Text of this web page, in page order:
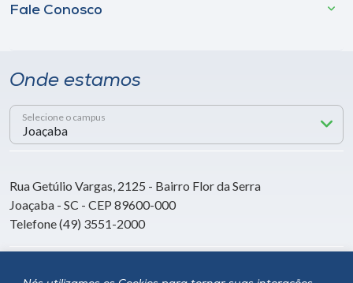
Fale Conosco
Onde estamos
Selecione o campus
Rua Getúlio Vargas, 2125 - Bairro Flor da Serra
Joaçaba - SC - CEP 89600-000
Telefone (49) 3551-2000
Siga a Unoesc